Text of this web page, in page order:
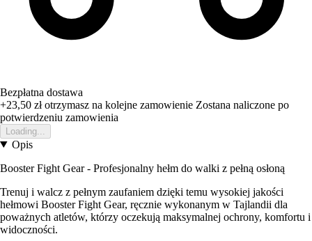
Bezpłatna dostawa
+23,50 złotrzymasz na kolejne zamowienie Zostana naliczone po
potwierdzeniu zamowienia
Loading...
Opis
Booster Fight Gear - Profesjonalny hełm do walki z pełną osłoną
Trenuj i walcz z pełnym zaufaniem dzięki temu wysokiej jakości
hełmowi Booster Fight Gear, ręcznie wykonanym w Tajlandii dla
poważnych atletów, którzy oczekują maksymalnej ochrony, komfortu i
widoczności.